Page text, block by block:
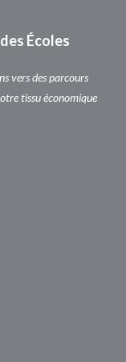
Écoles
vers des parcours
tissu économique